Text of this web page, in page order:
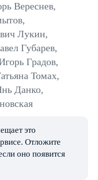
Вереснев,
,
Лукин,
Губарев,
Градов,
Томах,
Данко,
это
Отложите
оно появится